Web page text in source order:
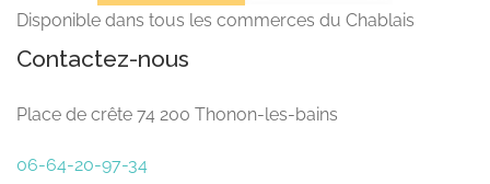
Disponible dans tous les commerces du Chablais
Contactez-nous
Place de crête 74 200 Thonon-les-bains
06-64-20-97-34